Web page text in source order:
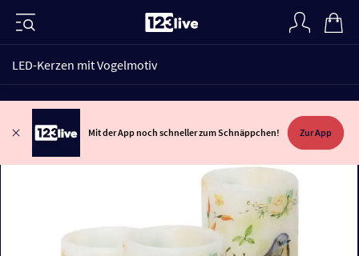
LED-Kerzen mit Vogelmotiv
Mit der App noch schneller zum Schnäppchen! Zur App